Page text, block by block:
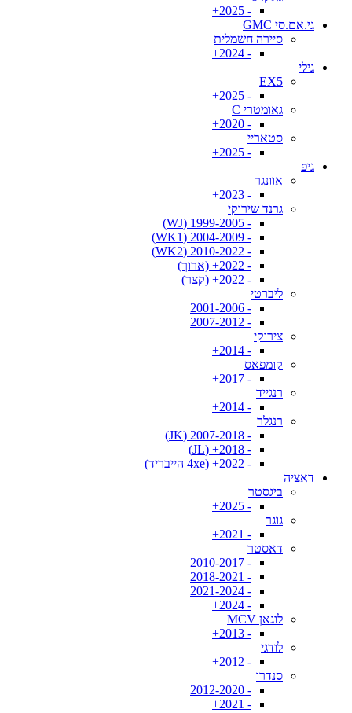
- 2025+
גי.אם.סי GMC
סיירה חשמלית
- 2024+
גילי
EX5
- 2025+
גאומטרי C
- 2020+
סטאריי
- 2025+
גיפ
אוונגר
- 2023+
גרנד שירוקי
- 1999-2005 (WJ)
- 2004-2009 (WK1)
- 2010-2022 (WK2)
- 2022+ (ארוך)
- 2022+ (קצר)
ליברטי
- 2001-2006
- 2007-2012
צירוקי
- 2014+
קומפאס
- 2017+
רנגייד
- 2014+
רנגלר
- 2007-2018 (JK)
- 2018+ (JL)
- 2022+ (4xe הייבריד)
דאציה
ביגסטר
- 2025+
גוגר
- 2021+
דאסטר
- 2010-2017
- 2018-2021
- 2021-2024
- 2024+
לוגאן MCV
- 2013+
לודגי
- 2012+
סנדרו
- 2012-2020
- 2021+